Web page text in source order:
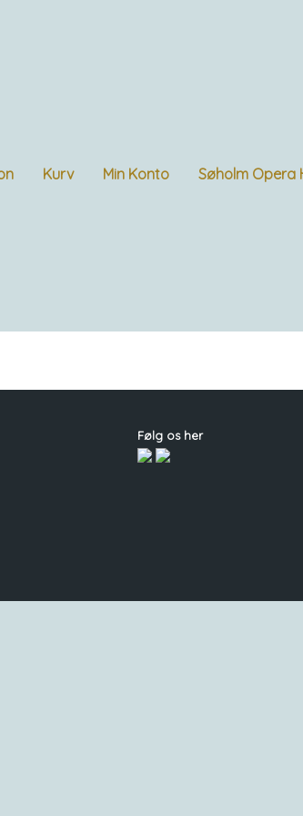
Kurv Min Konto Søholm Opera
Følg os her